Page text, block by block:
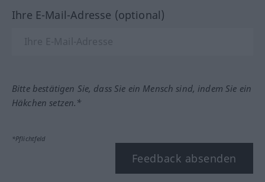
Ihre E-Mail-Adresse (optional)
Bitte bestätigen Sie, dass Sie ein Mensch sind, indem Sie ein
Häkchen setzen.*
*Pflichtfeld
Feedback absenden